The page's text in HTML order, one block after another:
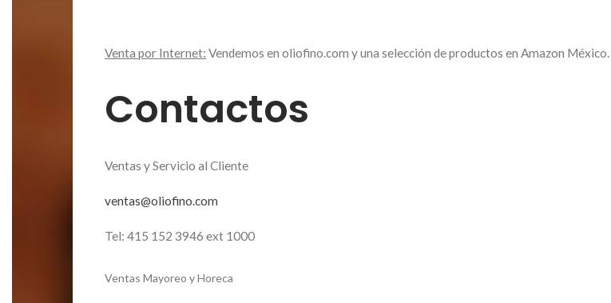
Venta por Internet: Vendemos en oliofino.com y una selección de productos en Amazon México.
Contactos
Ventas y Servicio al Cliente
ventas@oliofino.com
Tel: 415 152 3946 ext 1000
Ventas Mayoreo y Horeca